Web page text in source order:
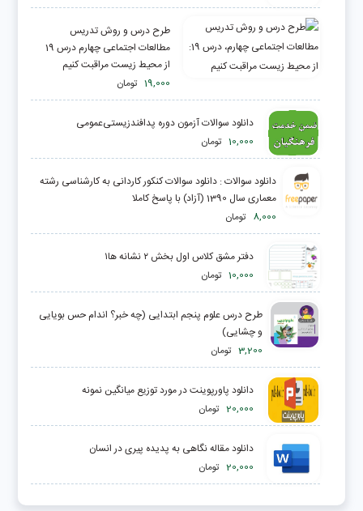
طرح درس و روش تدریس
مطالعات اجتماعی چهارم درس 19
از محیط زیست مراقبت کنیم
19,000 تومان
دانلود سوالات آزمون دوره پدافندزیستی‌عمومی
10,000 تومان
دانلود سوالات : دانلود سوالات کنکور کاردانی به کارشناسی رشته
معماری سال 1390 (آزاد) با پاسخ کاملا
8,000 تومان
دفتر مشق کلاس اول بخش ۲ نشانه ها۱
10,000 تومان
طرح درس علوم پنجم ابتدایی (چه خبر؟ اندام حس بویایی
و چشایی)
3,200 تومان
دانلود پاورپوینت در مورد توزیع میانگین نمونه
20,000 تومان
دانلود مقاله نگاهى به پديده پيرى در انسان
20,000 تومان